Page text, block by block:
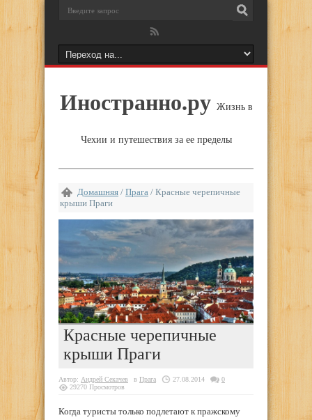
Иностранно.ру Жизнь в
Чехии и путешествия за ее пределы
Домашняя / Прага / Красные черепичные
крыши Праги
Красные черепичные
крыши Праги
Автор: Андрей Секачев в Прага 27.08.2014
0
29270 Просмотров
Когда туристы только подлетают к пражскому